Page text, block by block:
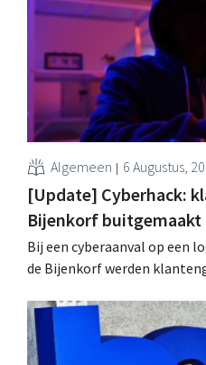
wachtwoorden zijn niet
Algemeen 6 Augustus,
[Update] Cyberhack:
Bijenkorf buitgemaakt
Bij een cyberaanval op een
de Bijenkorf werden
De retailers roepen klanten
phishing.